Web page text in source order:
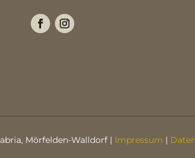
Mörfelden-Walldorf | Impressum |